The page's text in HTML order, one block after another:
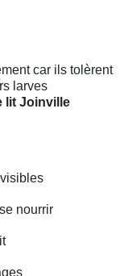
car ils tolèrent
larves
lit Joinville
nourrir